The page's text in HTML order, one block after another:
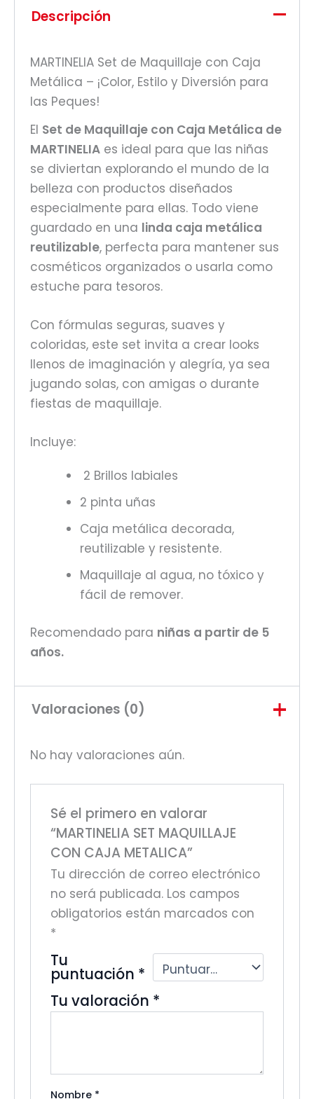
Descripción
MARTINELIA Set de Maquillaje con Caja
Metálica – ¡Color, Estilo y Diversión para
las Peques!
El Set de Maquillaje con Caja Metálica de
MARTINELIA es ideal para que las niñas
se diviertan explorando el mundo de la
belleza con productos diseñados
especialmente para ellas. Todo viene
guardado en una linda caja metálica
reutilizable, perfecta para mantener sus
cosméticos organizados o usarla como
estuche para tesoros.
Con fórmulas seguras, suaves y
coloridas, este set invita a crear looks
llenos de imaginación y alegría, ya sea
jugando solas, con amigas o durante
fiestas de maquillaje.
Incluye:
2 Brillos labiales
2 pinta uñas
Caja metálica decorada,
reutilizable y resistente.
Maquillaje al agua, no tóxico y
fácil de remover.
Recomendado para niñas a partir de 5
años.
Valoraciones (0)
No hay valoraciones aún.
Sé el primero en valorar
“MARTINELIA SET MAQUILLAJE
CON CAJA METALICA”
Tu dirección de correo electrónico
no será publicada. Los campos
obligatorios están marcados con
*
Tu
puntuación *
Tu valoración *
Nombre *